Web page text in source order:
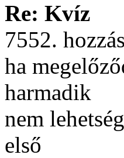
Re: Kvíz
7552.
ha
harmadik
nem
első